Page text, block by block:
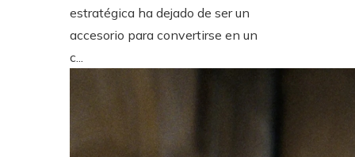
estratégica ha dejado de ser un
accesorio para convertirse en un
c...